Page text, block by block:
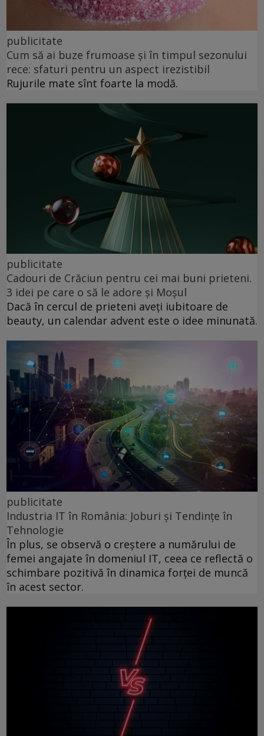
publicitate
Cum să ai buze frumoase şi în timpul sezonului
rece: sfaturi pentru un aspect irezistibil
Rujurile mate sînt foarte la modă.
publicitate
Cadouri de Crăciun pentru cei mai buni prieteni.
3 idei pe care o să le adore și Moșul
Dacă în cercul de prieteni aveți iubitoare de
beauty, un calendar advent este o idee minunată.
publicitate
Industria IT în România: Joburi și Tendințe în
Tehnologie
În plus, se observă o creștere a numărului de
femei angajate în domeniul IT, ceea ce reflectă o
schimbare pozitivă în dinamica forței de muncă
în acest sector.